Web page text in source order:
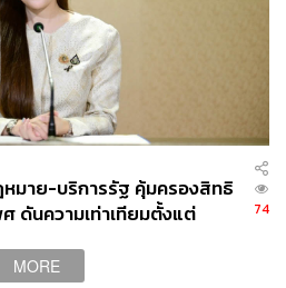
มาย-บริการรัฐ คุ้มครองสิทธิ
ดันความเท่าเทียมตั้งแต่
74
MORE